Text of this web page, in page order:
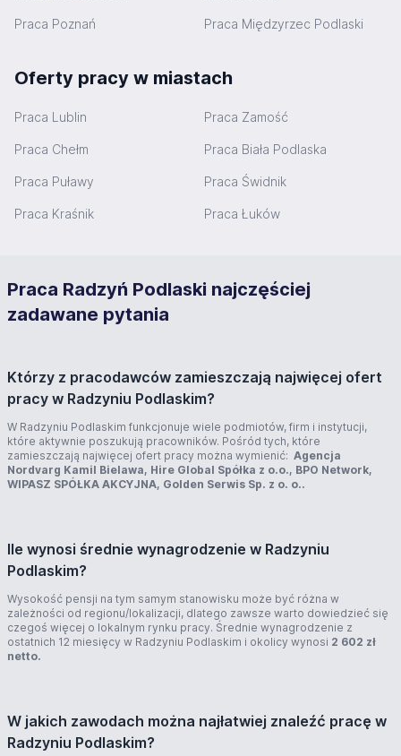
Praca Poznań Praca Międzyrzec Podlaski
Oferty pracy w miastach
Praca Lublin Praca Zamość
Praca Chełm Praca Biała Podlaska
Praca Puławy Praca Świdnik
Praca Kraśnik Praca Łuków
Praca Radzyń Podlaski najczęściej
zadawane pytania
Którzy z pracodawców zamieszczają najwięcej ofert
pracy w Radzyniu Podlaskim?
W Radzyniu Podlaskim funkcjonuje wiele podmiotów, firm i instytucji,
które aktywnie poszukują pracowników. Pośród tych, które
zamieszczają najwięcej ofert pracy można wymienić: Agencja
Nordvarg Kamil Bielawa, Hire Global Spółka z o.o., BPO Network,
WIPASZ SPÓŁKA AKCYJNA, Golden Serwis Sp. z o. o..
Ile wynosi średnie wynagrodzenie w Radzyniu
Podlaskim?
Wysokość pensji na tym samym stanowisku może być różna w
zależności od regionu/lokalizacji, dlatego zawsze warto dowiedzieć się
czegoś więcej o lokalnym rynku pracy. Średnie wynagrodzenie z
ostatnich 12 miesięcy w Radzyniu Podlaskim i okolicy wynosi 2 602 zł
netto.
W jakich zawodach można najłatwiej znaleźć pracę w
Radzyniu Podlaskim?